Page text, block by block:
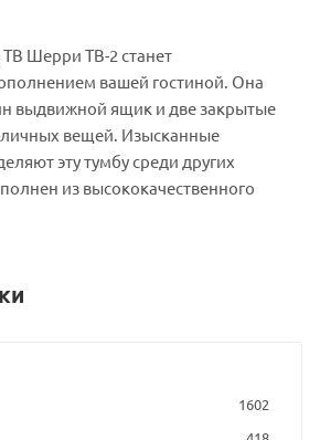
Шерри ТВ-2 станет
вашей гостиной. Она
выдвижной ящик и две закрытые
вещей. Изысканные
эту тумбу среди других
из высококачественного
1602